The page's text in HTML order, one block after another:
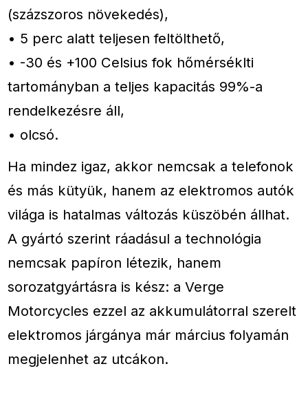
(százszoros növekedés),
• 5 perc alatt teljesen feltölthető,
• -30 és +100 Celsius fok hőmérséklti
tartományban a teljes kapacitás 99%-a
rendelkezésre áll,
• olcsó.
Ha mindez igaz, akkor nemcsak a telefonok
és más kütyük, hanem az elektromos autók
világa is hatalmas változás küszöbén állhat.
A gyártó szerint ráadásul a technológia
nemcsak papíron létezik, hanem
sorozatgyártásra is kész: a Verge
Motorcycles ezzel az akkumulátorral szerelt
elektromos járgánya már március folyamán
megjelenhet az utcákon.